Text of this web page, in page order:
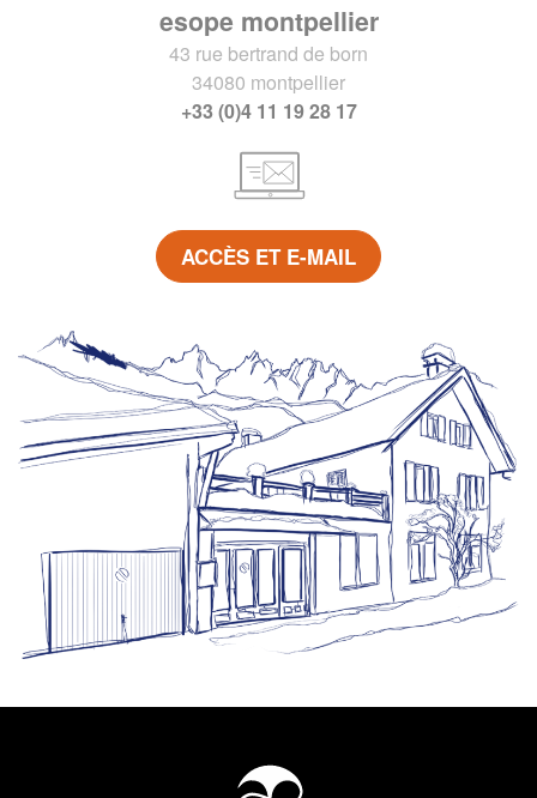
esope montpellier
43 rue bertrand de born
34080 montpellier
+33 (0)4 11 19 28 17
ACCÈS ET E-MAIL